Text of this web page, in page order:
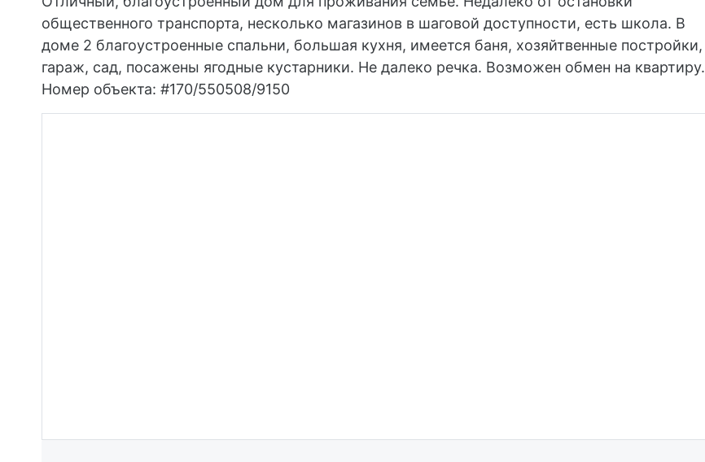
общественного транспорта, несколько магазинов в шаговой доступности, есть школа. В
доме 2 благоустроенные спальни, большая кухня, имеется баня, хозяйтвенные постройки,
гараж, сад, посажены ягодные кустарники. Не далеко речка. Возможен обмен на квартиру.
Номер объекта: #170/550508/9150